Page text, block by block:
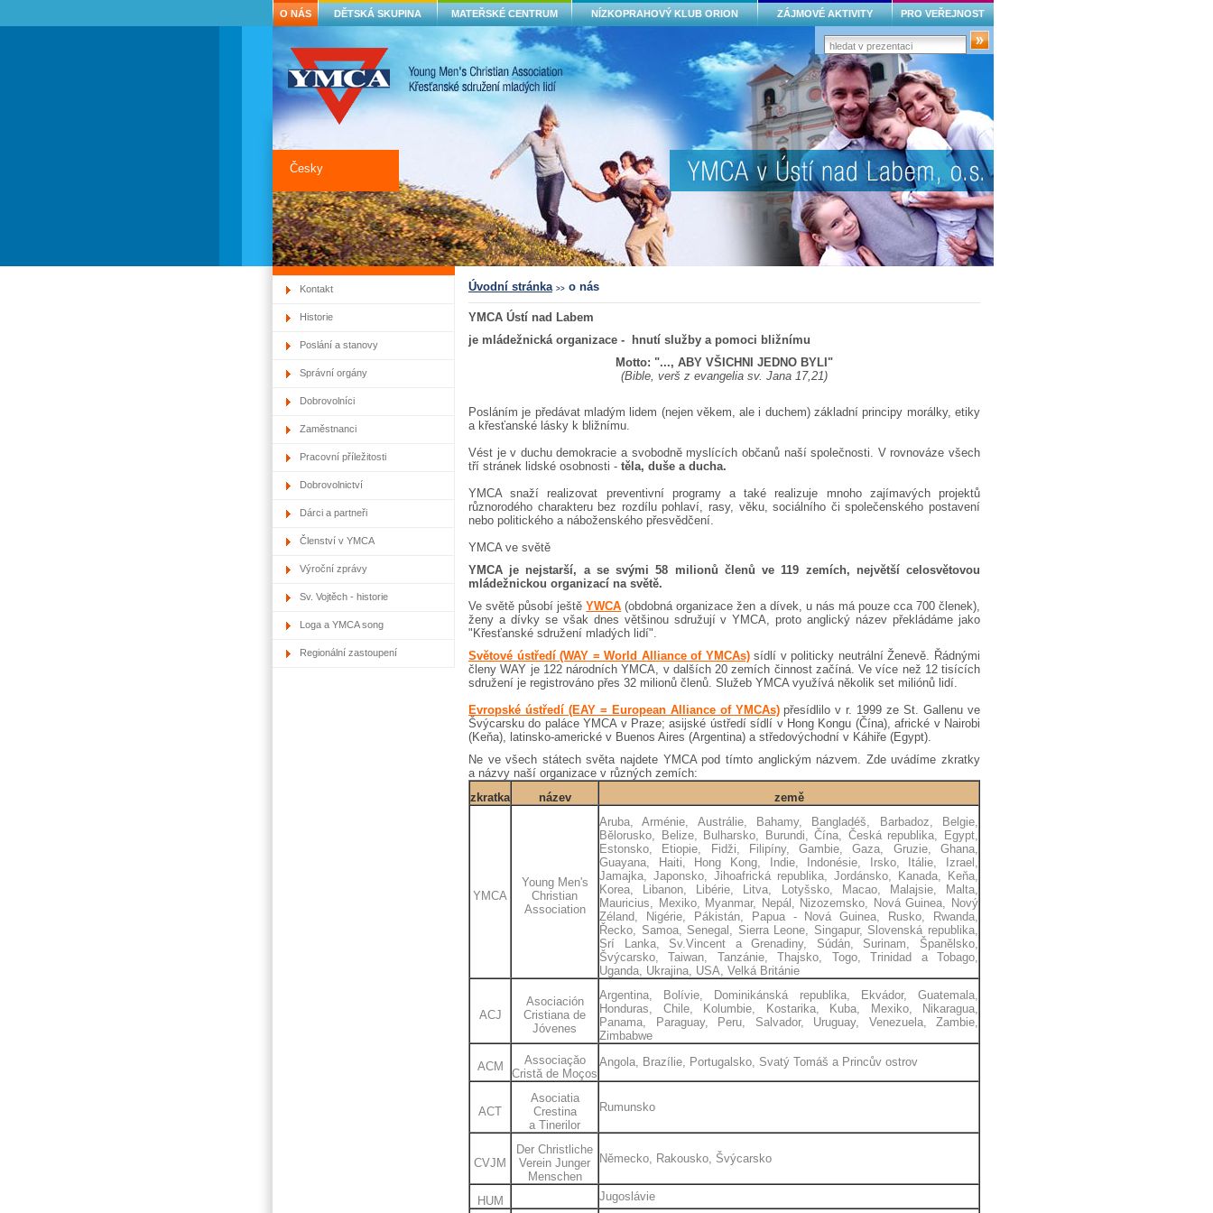
YMCA Ústí nad Labem
je mládežnická organizace - hnutí služby a pomoci bližnímu
Motto: "..., ABY VŠICHNI JEDNO BYLI"
(Bible, verš z evangelia sv. Jana 17,21)
Posláním je předávat mladým lidem (nejen věkem, ale i duchem) základní principy morálky, etiky
a křesťanské lásky k bližnímu.
Vést je v duchu demokracie a svobodně myslících občanů naší společnosti. V rovnováze všech
tří stránek lidské osobnosti - těla, duše a ducha.
YMCA snaží realizovat preventivní programy a také realizuje mnoho zajímavých projektů
různorodého charakteru bez rozdílu pohlaví, rasy, věku, sociálního či společenského postavení
nebo politického a náboženského přesvědčení.
YMCA ve světě
YMCA je nejstarší, a se svými 58 milionů členů ve 119 zemích, největší celosvětovou
mládežnickou organizací na světě.
Ve světě působí ještěYWCA (obdobná organizace žen a dívek, u nás má pouze cca 700 členek),
ženy a dívky se však dnes většinou sdružují v YMCA, proto anglický název překládáme jako
"Křesťanské sdružení mladých lidí".
Světové ústředí (WAY = World Alliance of YMCAs)sídlí v politicky neutrální Ženevě. Řádnými
členy WAY je 122 národních YMCA, v dalších 20 zemích činnost začíná. Ve více než 12 tisících
sdružení je registrováno přes 32 milionů členů. Služeb YMCA využívá několik set miliónů lidí.
Evropské ústředí (EAY = European Alliance of YMCAs)přesídlilo v r. 1999 ze St. Gallenu ve
Švýcarsku do paláce YMCA v Praze; asijské ústředí sídlí v Hong Kongu (Čína), africké v Nairobi
(Keňa), latinsko-americké v Buenos Aires (Argentina) a středovýchodní v Káhiře (Egypt).
Ne ve všech státech světa najdete YMCA pod tímto anglickým názvem. Zde uvádíme zkratky
a názvy naší organizace v různých zemích:
zkratka
název země
YMCA
Young Men's
Christian
Association
Aruba, Arménie, Austrálie, Bahamy, Bangladéš, Barbadoz, Belgie,
Bělorusko, Belize, Bulharsko, Burundi, Čína, Česká republika, Egypt,
Estonsko, Etiopie, Fidži, Filipíny, Gambie, Gaza, Gruzie, Ghana,
Guayana, Haiti, Hong Kong, Indie, Indonésie, Irsko, Itálie, Izrael,
Jamajka, Japonsko, Jihoafrická republika, Jordánsko, Kanada, Keňa,
Korea, Libanon, Libérie, Litva, Lotyšsko, Macao, Malajsie, Malta,
Mauricius, Mexiko, Myanmar, Nepál, Nizozemsko, Nová Guinea, Nový
Zéland, Nigérie, Pákistán, Papua - Nová Guinea, Rusko, Rwanda,
Řecko, Samoa, Senegal, Sierra Leone, Singapur, Slovenská republika,
Srí Lanka, Sv.Vincent a Grenadiny, Súdán, Surinam, Španělsko,
Švýcarsko, Taiwan, Tanzánie, Thajsko, Togo, Trinidad a Tobago,
Uganda, Ukrajina, USA, Velká Británie
ACJ
Asociación
Cristiana de
Jóvenes
Argentina, Bolívie, Dominikánská republika, Ekvádor, Guatemala,
Honduras, Chile, Kolumbie, Kostarika, Kuba, Mexiko, Nikaragua,
Panama, Paraguay, Peru, Salvador, Uruguay, Venezuela, Zambie,
Zimbabwe
ACM
Associaçăo
Cristă de Moços
Angola, Brazílie, Portugalsko, Svatý Tomáš a Princův ostrov
ACT
Asociatia
Crestina
a Tinerilor
Rumunsko
CVJM
Der Christliche
Verein Junger
Menschen
Německo, Rakousko, Švýcarsko
HUM Jugoslávie
Česky
O NÁS DĚTSKÁ SKUPINA MATEŘSKÉ CENTRUM NÍZKOPRAHOVÝ KLUB ORION ZÁJMOVÉ AKTIVITY PRO VEŘEJNOST
Kontakt
Historie
Poslání a stanovy
Správní orgány
Dobrovolníci
Zaměstnanci
Pracovní příležitosti
Dobrovolnictví
Dárci a partneři
Členství v YMCA
Výroční zprávy
Sv. Vojtěch - historie
Loga a YMCA song
Regionální zastoupení
Úvodní stránka >> o nás